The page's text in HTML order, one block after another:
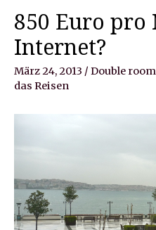
850 Euro pro
Internet?
März 24, 2013 / Double
das Reisen